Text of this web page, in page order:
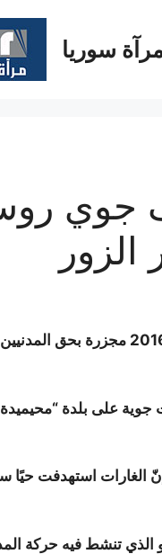
سوريا
قصف جوي
ارتكب الطيران الروسي اليوم الأربعاء 27 كانون
على بلدة
الغارات استهدفت حيًا